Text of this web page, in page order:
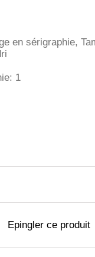
en sérigraphie,
1
Epingler ce produit